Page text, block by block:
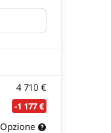
4 710 €
-1 177 €
Opzione